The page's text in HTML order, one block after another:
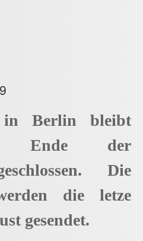
in Berlin bleibt
Ende der
Die
die letze
gesendet.